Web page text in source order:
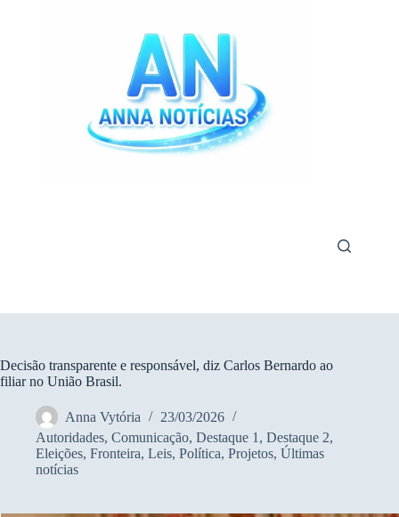
Decisão transparente e responsável, diz Carlos Bernardo ao
filiar no União Brasil.
Anna Vytória
23/03/2026
Autoridades, Comunicação, Destaque 1 , Destaque 2,
Eleições, Fronteira, Leis, Política, Projetos, Últimas
notícias